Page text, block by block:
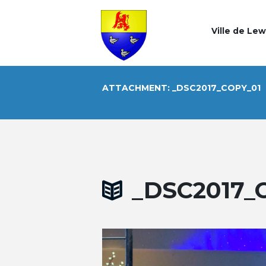
Ville de
ATTACHMENT: _DSC2017_COPY_01